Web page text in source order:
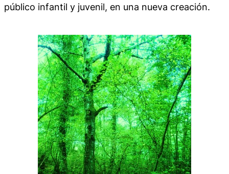
público infantil y juvenil, en una nueva creación.